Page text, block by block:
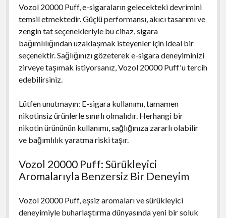
Vozol 20000 Puff, e-sigaraların gelecekteki devrimini
temsil etmektedir. Güçlü performansı, akıcı tasarımı ve
zengin tat seçenekleriyle bu cihaz, sigara
bağımlılığından uzaklaşmak isteyenler için ideal bir
seçenektir. Sağlığınızı gözeterek e-sigara deneyiminizi
zirveye taşımak istiyorsanız, Vozol 20000 Puff'u tercih
edebilirsiniz.
Lütfen unutmayın: E-sigara kullanımı, tamamen
nikotinsiz ürünlerle sınırlı olmalıdır. Herhangi bir
nikotin ürününün kullanımı, sağlığınıza zararlı olabilir
ve bağımlılık yaratma riski taşır.
Vozol 20000 Puff: Sürükleyici
Aromalarıyla Benzersiz Bir Deneyim
Vozol 20000 Puff, eşsiz aromaları ve sürükleyici
deneyimiyle buharlaştırma dünyasında yeni bir soluk